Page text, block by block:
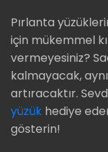
Pırlanta
için mükemmel
vermeyesiniz?
kalmayacak,
artıracaktır.
yüzük hediye
gösterin!